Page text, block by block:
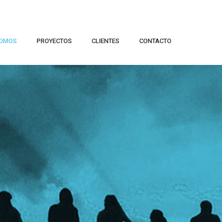
PROYECTOS CLIENTES CONTACTO